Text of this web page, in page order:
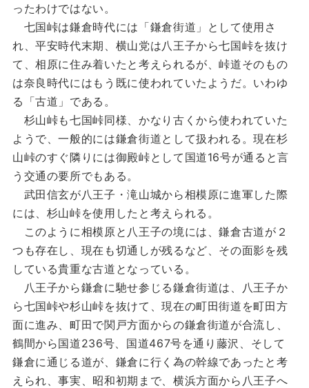
ったわけではない。
七国峠は鎌倉時代には「鎌倉街道」として使用さ
れ、平安時代末期、横山党は八王子から七国峠を抜け
て、相原に住み着いたと考えられるが、峠道そのもの
は奈良時代にはもう既に使われていたようだ。いわゆ
る「古道」である。
杉山峠も七国峠同様、かなり古くから使われていた
ようで、一般的には鎌倉街道として扱われる。現在杉
山峠のすぐ隣りには御殿峠として国道16号が通ると言
う交通の要所でもある。
武田信玄が八王子・滝山城から相模原に進軍した際
には、杉山峠を使用したと考えられる。
このように相模原と八王子の境には、鎌倉古道が２
つも存在し、現在も切通しが残るなど、その面影を残
している貴重な古道となっている。
八王子から鎌倉に馳せ参じる鎌倉街道は、八王子か
ら七国峠や杉山峠を抜けて、現在の町田街道を町田方
面に進み、町田で関戸方面からの鎌倉街道が合流し、
鶴間から国道236号、国道467号を通り藤沢、そして
鎌倉に通じる道が、鎌倉に行く為の幹線であったと考
えられ、事実、昭和初期まで、横浜方面から八王子へ